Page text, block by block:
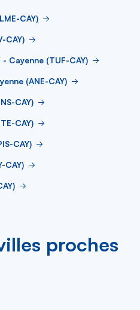
CAY)
CAY)
Cayenne (TUF-CAY)
(ANE-CAY)
CAY)
CAY)
CAY)
CAY)
proches